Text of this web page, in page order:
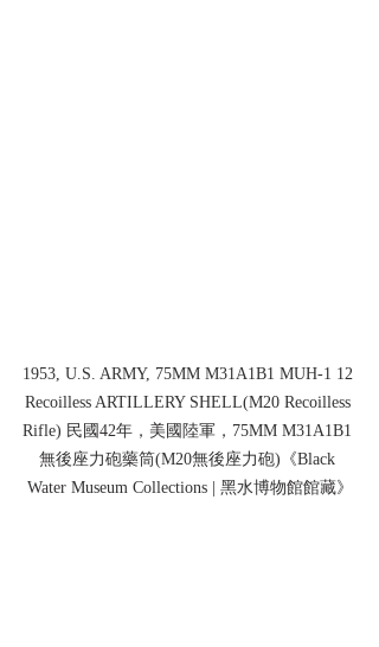
1953, U.S. ARMY, 75MM M31A1B1 MUH-1 12
Recoilless ARTILLERY SHELL(M20 Recoilless
Rifle) 民國42年，美國陸軍，75MM M31A1B1
無後座力砲藥筒(M20無後座力砲)《Black
Water Museum Collections | 黑水博物館館藏》